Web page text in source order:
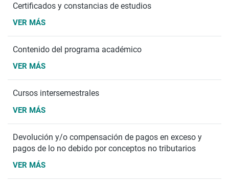
Certificados y constancias de estudios
VER MÁS
Contenido del programa académico
VER MÁS
Cursos intersemestrales
VER MÁS
Devolución y/o compensación de pagos en exceso y
pagos de lo no debido por conceptos no tributarios
VER MÁS